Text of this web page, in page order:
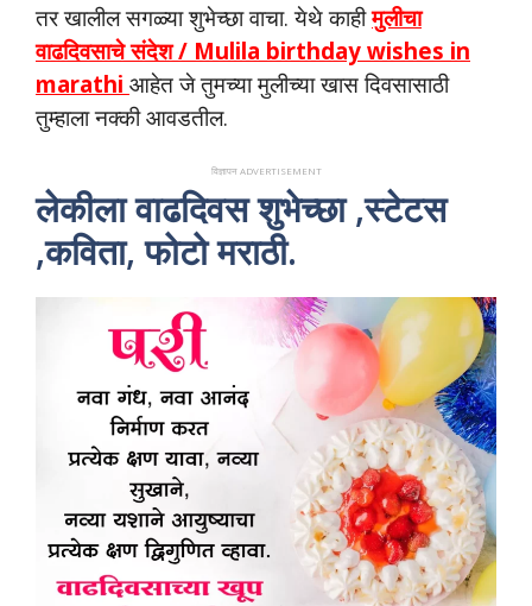
तर खालील सगळ्या शुभेच्छा वाचा. येथे काहीमुलीचा
वाढदिवसाचे संदेश / Mulila birthday wishes in
marathi आहेत जे तुमच्या मुलीच्या खास दिवसासाठी
तुम्हाला नक्की आवडतील.
विज्ञापन ADVERTISEMENT
लेकीला वाढदिवस शुभेच्छा ,स्टेटस
,कविता, फोटो मराठी.